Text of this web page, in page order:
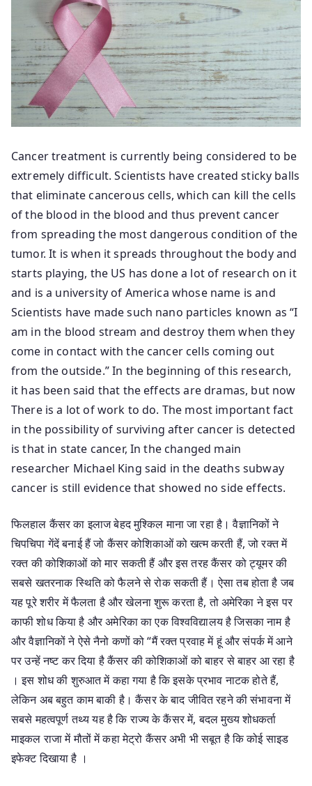
Cancer treatment is currently being considered to be
extremely difficult. Scientists have created sticky balls
that eliminate cancerous cells, which can kill the cells
of the blood in the blood and thus prevent cancer
from spreading the most dangerous condition of the
tumor. It is when it spreads throughout the body and
starts playing, the US has done a lot of research on it
and is a university of America whose name is and
Scientists have made such nano particles known as “I
am in the blood stream and destroy them when they
come in contact with the cancer cells coming out
from the outside.” In the beginning of this research,
it has been said that the effects are dramas, but now
There is a lot of work to do. The most important fact
in the possibility of surviving after cancer is detected
is that in state cancer, In the changed main
researcher Michael King said in the deaths subway
cancer is still evidence that showed no side effects.
फिलहाल कैंसर का इलाज बेहद मुश्किल माना जा रहा है। वैज्ञानिकों ने
चिपचिपा गेंदें बनाई हैं जो कैंसर कोशिकाओं को खत्म करती हैं, जो रक्त में
रक्त की कोशिकाओं को मार सकती हैं और इस तरह कैंसर को ट्यूमर की
सबसे खतरनाक स्थिति को फैलने से रोक सकती हैं। ऐसा तब होता है जब
यह पूरे शरीर में फैलता है और खेलना शुरू करता है, तो अमेरिका ने इस पर
काफी शोध किया है और अमेरिका का एक विश्वविद्यालय है जिसका नाम है
और वैज्ञानिकों ने ऐसे नैनो कणों को “मैं रक्त प्रवाह में हूं और संपर्क में आने
पर उन्हें नष्ट कर दिया है कैंसर की कोशिकाओं को बाहर से बाहर आ रहा है
। इस शोध की शुरुआत में कहा गया है कि इसके प्रभाव नाटक होते हैं,
लेकिन अब बहुत काम बाकी है। कैंसर के बाद जीवित रहने की संभावना में
सबसे महत्वपूर्ण तथ्य यह है कि राज्य के कैंसर में, बदल मुख्य शोधकर्ता
माइकल राजा में मौतों में कहा मेट्रो कैंसर अभी भी सबूत है कि कोई साइड
इफेक्ट दिखाया है ।